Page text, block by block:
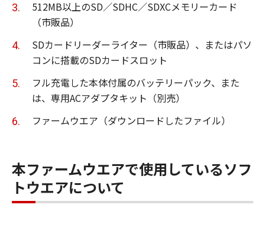
512MB以上のSD／SDHC／SDXCメモリーカード
（市販品）
SDカードリーダーライター（市販品）、またはパソ
コンに搭載のSDカードスロット
フル充電した本体付属のバッテリーパック、また
は、専用ACアダプタキット（別売）
ファームウエア（ダウンロードしたファイル）
本ファームウエアで使用しているソフ
トウエアについて